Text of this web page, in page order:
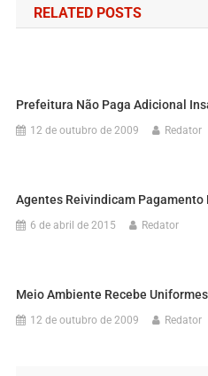
RELATED POSTS
Prefeitura Não Paga Adicional
12 de outubro de 2009 Redator
Agentes Reivindicam Pagamento
6 de abril de 2015 Redator
Meio Ambiente Recebe Uniformes
12 de outubro de 2009 Redator